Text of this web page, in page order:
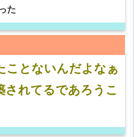
た
ことないんだよなぁ
されてるであろうこ